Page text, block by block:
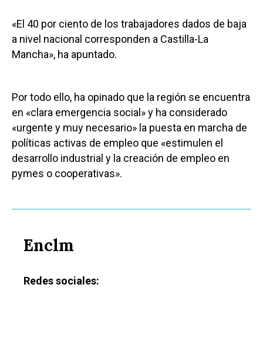
«El 40 por ciento de los trabajadores dados de baja
a nivel nacional corresponden a Castilla-La
Mancha», ha apuntado.
Por todo ello, ha opinado que la región se encuentra
en «clara emergencia social» y ha considerado
«urgente y muy necesario» la puesta en marcha de
políticas activas de empleo que «estimulen el
desarrollo industrial y la creación de empleo en
pymes o cooperativas».
Enclm
Redes sociales: